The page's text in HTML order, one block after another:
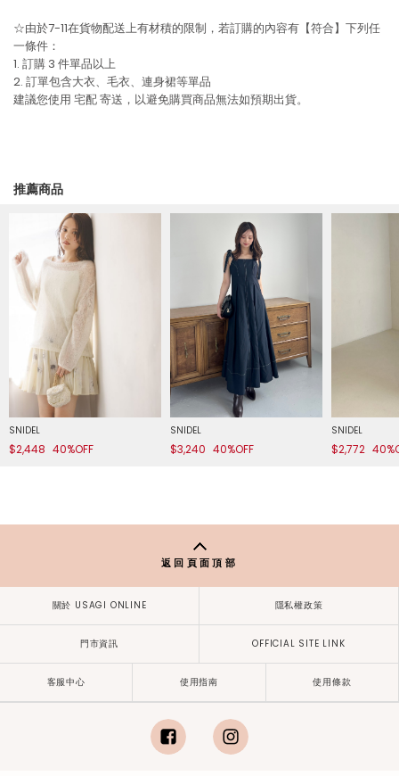
☆由於7-11在貨物配送上有材積的限制，若訂購的內容有【符合】下列任
一條件：
1. 訂購 3 件單品以上
2. 訂單包含大衣、毛衣、連身裙等單品
建議您使用 宅配寄送，以避免購買商品無法如預期出貨。
推薦商品
SNIDEL
$2,448 40%OFF
SNIDEL
$3,240 40%OFF
SNIDEL
$2,772
返回頁面頂部
關於 USAGI ONLINE 隱私權政策
門市資訊 OFFICIAL SITE LINK
客服中心 使用指南 使用條款